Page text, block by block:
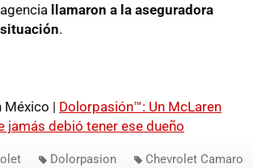
llamaron a la aseguradora
.
México | Dolorpasión™: Un McLaren
jamás debió tener ese dueño
Dolorpasion Chevrolet Camaro